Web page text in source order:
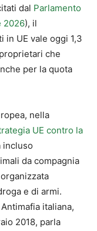
dal Parlamento
2026), il
in UE vale oggi 1,3
che
per la quota
nella
UE contro la
incluso
da compagnia
e di armi.
italiana,
2018, parla